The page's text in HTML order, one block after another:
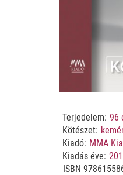
Terjedelem: 96
Kötészet:
Kiadó: MMA
Kiadás éve:
ISBN